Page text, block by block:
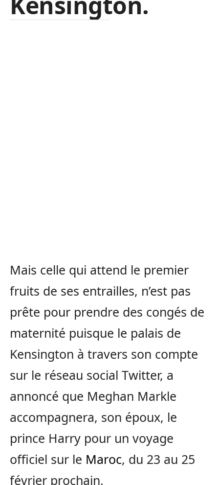
Mais celle qui attend le premier
fruits de ses entrailles, n’est pas
prête pour prendre des congés de
maternité puisque le palais de
Kensington à travers son compte
sur le réseau social Twitter, a
annoncé que Meghan Markle
accompagnera, son époux, le
prince Harry pour un voyage
officiel sur le Maroc, du 23 au 25
février prochain.